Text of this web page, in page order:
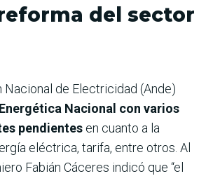
del sector
Nacional de Electricidad (Ande)
Nacional con varios
pendientes en cuanto a la
eléctrica, tarifa, entre otros. Al
Fabián Cáceres indicó que “el